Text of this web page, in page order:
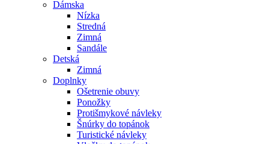
Dámska
Nízka
Stredná
Zimná
Sandále
Detská
Zimná
Doplnky
Ošetrenie obuvy
Ponožky
Protišmykové návleky
Šnúrky do topánok
Turistické návleky